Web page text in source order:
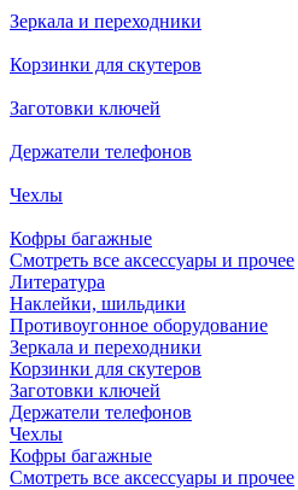
Зеркала и переходники
Корзинки для скутеров
Заготовки ключей
Держатели телефонов
Чехлы
Кофры багажные
Смотреть все аксессуары и прочее
Литература
Наклейки, шильдики
Противоугонное оборудование
Зеркала и переходники
Корзинки для скутеров
Заготовки ключей
Держатели телефонов
Чехлы
Кофры багажные
Смотреть все аксессуары и прочее